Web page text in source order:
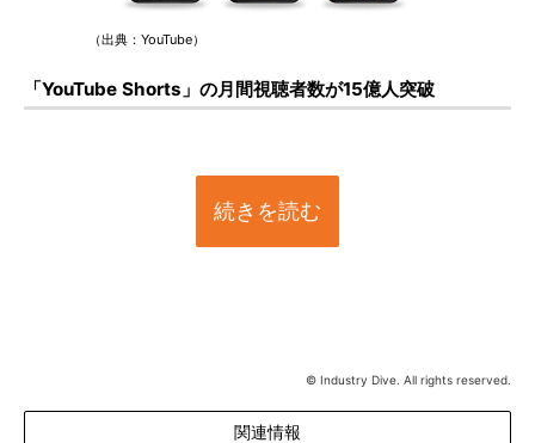
（出典：YouTube）
「YouTube Shorts」の月間視聴者数が15億人突破
続きを読む
© Industry Dive. All rights reserved.
関連情報